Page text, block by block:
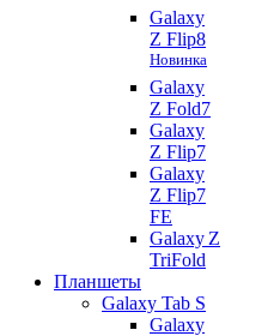
Galaxy
Z Flip8
Новинка
Galaxy
Z Fold7
Galaxy
Z Flip7
Galaxy
Z Flip7
FE
Galaxy Z
TriFold
Планшеты
Galaxy Tab S
Galaxy